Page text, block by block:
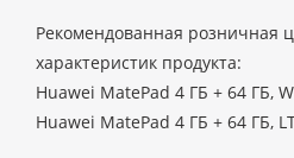
Рекомендованная розничная
характеристик продукта:
Huawei MatePad 4 ГБ + 64 ГБ,
Huawei MatePad 4 ГБ + 64 ГБ,